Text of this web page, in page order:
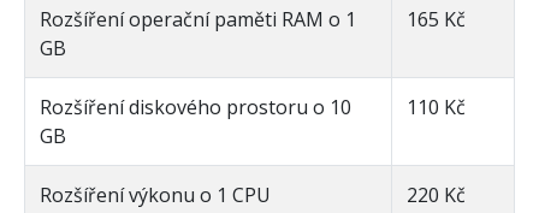
Rozšíření operační paměti RAM o 1
GB
165 Kč
Rozšíření diskového prostoru o 10
GB
110 Kč
Rozšíření výkonu o 1 CPU 220 Kč